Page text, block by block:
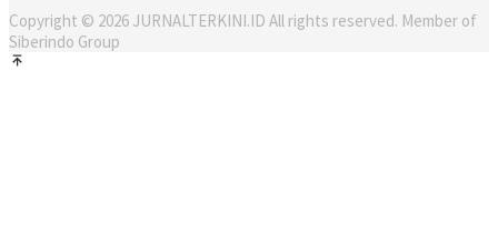
Copyright © 2026 JURNALTERKINI.ID All rights reserved. Member of
Siberindo Group